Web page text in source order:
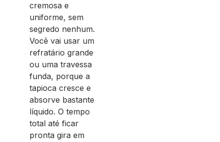
cremosa e
uniforme, sem
segredo nenhum.
Você vai usar um
refratário grande
ou uma travessa
funda, porque a
tapioca cresce e
absorve bastante
líquido. O tempo
total até ficar
pronta gira em